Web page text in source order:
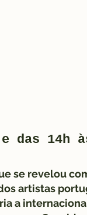
das 14h
se revelou
artistas
a